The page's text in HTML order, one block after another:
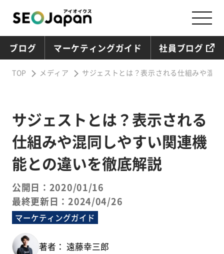
ブログ マーケティングガイド 社員ブログ
TOP メディア サジェストとは？表示される仕組みや混
サジェストとは？表示される
仕組みや混同しやすい関連機
能との違いを徹底解説
公開日：2020/01/16
最終更新日：2024/04/26
マーケティングガイド
著者： 遠藤幸三郎